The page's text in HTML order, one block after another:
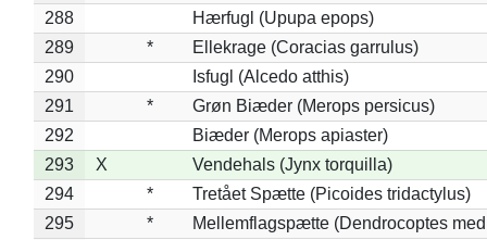
288
Hærfugl (Upupa epops)
289
*
Ellekrage (Coracias garrulus)
290
Isfugl (Alcedo atthis)
291
*
Grøn Biæder (Merops persicus)
292
Biæder (Merops apiaster)
293
X
Vendehals (Jynx torquilla)
294
*
Tretået Spætte (Picoides tridactylus)
295
*
Mellemflagspætte (Dendrocoptes